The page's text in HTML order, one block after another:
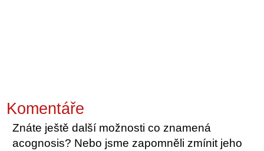
Komentáře
Znáte ještě další možnosti co znamená
acognosis? Nebo jsme zapomněli zmínit jeho